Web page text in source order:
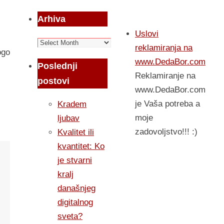
Arhiva
Arhiva
Poslednji
postovi
Kradem
ljubav
Kvalitet ili
kvantitet: Ko
je stvarni
kralj
današnjeg
digitalnog
sveta?
Uslovi
reklamiranja na
www.DedaBor.com
Reklamiranje na
www.DedaBor.com
je Vaša potreba a
moje
zadovoljstvo!!! :)